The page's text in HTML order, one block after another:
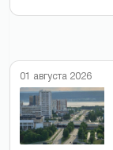
01 августа 2026